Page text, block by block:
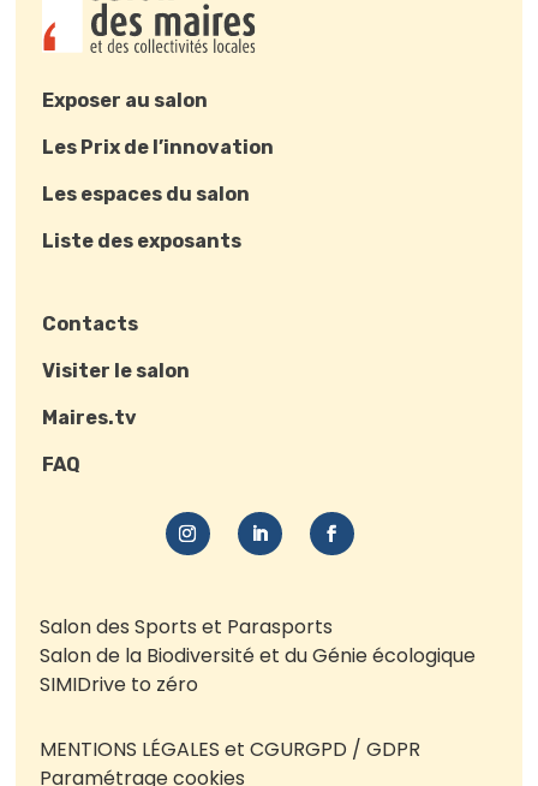
Exposer au salon
Les Prix de l’innovation
Les espaces du salon
Liste des exposants
Contacts
Visiter le salon
Maires.tv
FAQ
Salon des Sports et Parasports
Salon de la Biodiversité et du Génie écologique
SIMIDrive to zéro
MENTIONS LÉGALES et CGURGPD / GDPR
Paramétrage cookies